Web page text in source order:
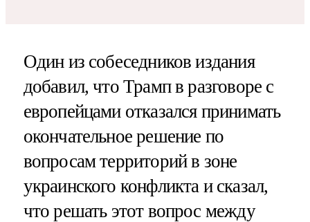
Один из собеседников издания
добавил, что Трамп в разговоре с
европейцами отказался принимать
окончательное решение по
вопросам территорий в зоне
украинского конфликта и сказал,
что решать этот вопрос между